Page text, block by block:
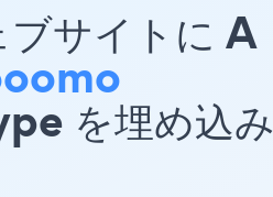
サイトに A
を埋め込み